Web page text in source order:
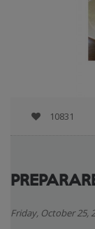
10831
Friday, October 25,